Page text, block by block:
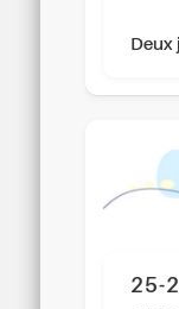
Deux
25-